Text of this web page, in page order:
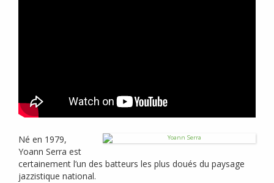
Né en 1979,
Yoann Serra est
certainement l’un des batteurs les plus doués du paysage
jazzistique national.